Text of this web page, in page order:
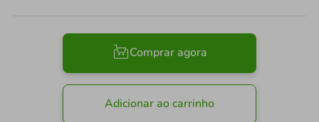
Comprar agora
Adicionar ao carrinho